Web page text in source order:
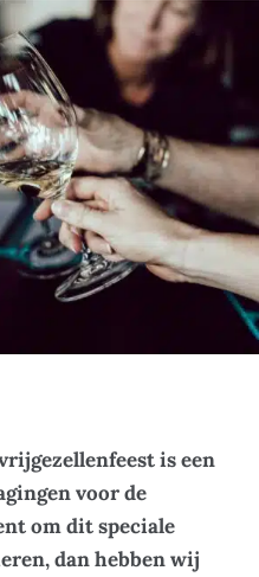
is een
voor de
om dit speciale
dan hebben wij